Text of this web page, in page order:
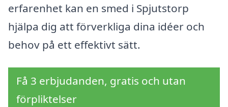
erfarenhet kan en smed i Spjutstorp
hjälpa dig att förverkliga dina idéer och
behov på ett effektivt sätt.
Få 3 erbjudanden, gratis och utan
förpliktelser